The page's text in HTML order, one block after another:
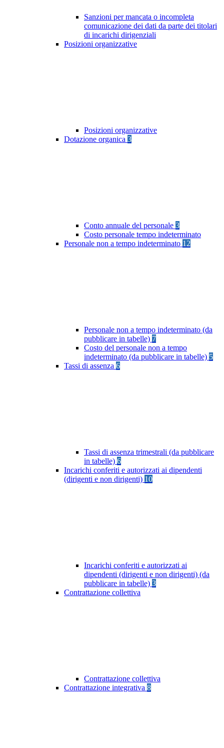
Sanzioni per mancata o incompleta
comunicazione dei dati da parte dei titolari
di incarichi dirigenziali
Posizioni organizzative
Posizioni organizzative
Dotazione organica 3
Conto annuale del personale 3
Costo personale tempo indeterminato
Personale non a tempo indeterminato 12
Personale non a tempo indeterminato (da
pubblicare in tabelle) 7
Costo del personale non a tempo
indeterminato (da pubblicare in tabelle) 5
Tassi di assenza 6
Tassi di assenza trimestrali (da pubblicare
in tabelle) 6
Incarichi conferiti e autorizzati ai dipendenti
(dirigenti e non dirigenti) 10
Incarichi conferiti e autorizzati ai
dipendenti (dirigenti e non dirigenti) (da
pubblicare in tabelle) 3
Contrattazione collettiva
Contrattazione collettiva
Contrattazione integrativa 8